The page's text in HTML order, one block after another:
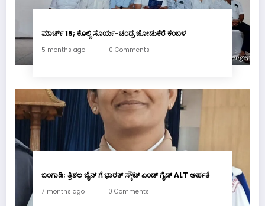
ಮಾರ್ಚ್ 15; ಕೊಲ್ಲಿ ಸೂರ್ಯ-ಚಂದ್ರ ಜೋಡುಕೆರೆ ಕಂಬಳ
5 months ago 0 Comments
ಬಂಗಾಡಿ; ತ್ರಿಶಲ ಜೈನ್ ಗೆ ಭಾರತ್ ಸ್ಕೌಟ್ ಏಂಡ್ ಗೈಡ್ ALT ಅರ್ಹತೆ
7 months ago 0 Comments